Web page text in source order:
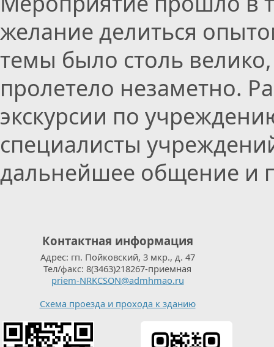
желание делиться
темы было столь
пролетело незаметно.
экскурсии по
специалисты
дальнейшее общение и
Контактная информация
Адрес: гп. Пойковский, 3 мкр., д. 47
Тел/факс: 8(3463)218267-приемная
priem-NRKCSON@admhmao.ru
Схема проезда и прохода к зданию